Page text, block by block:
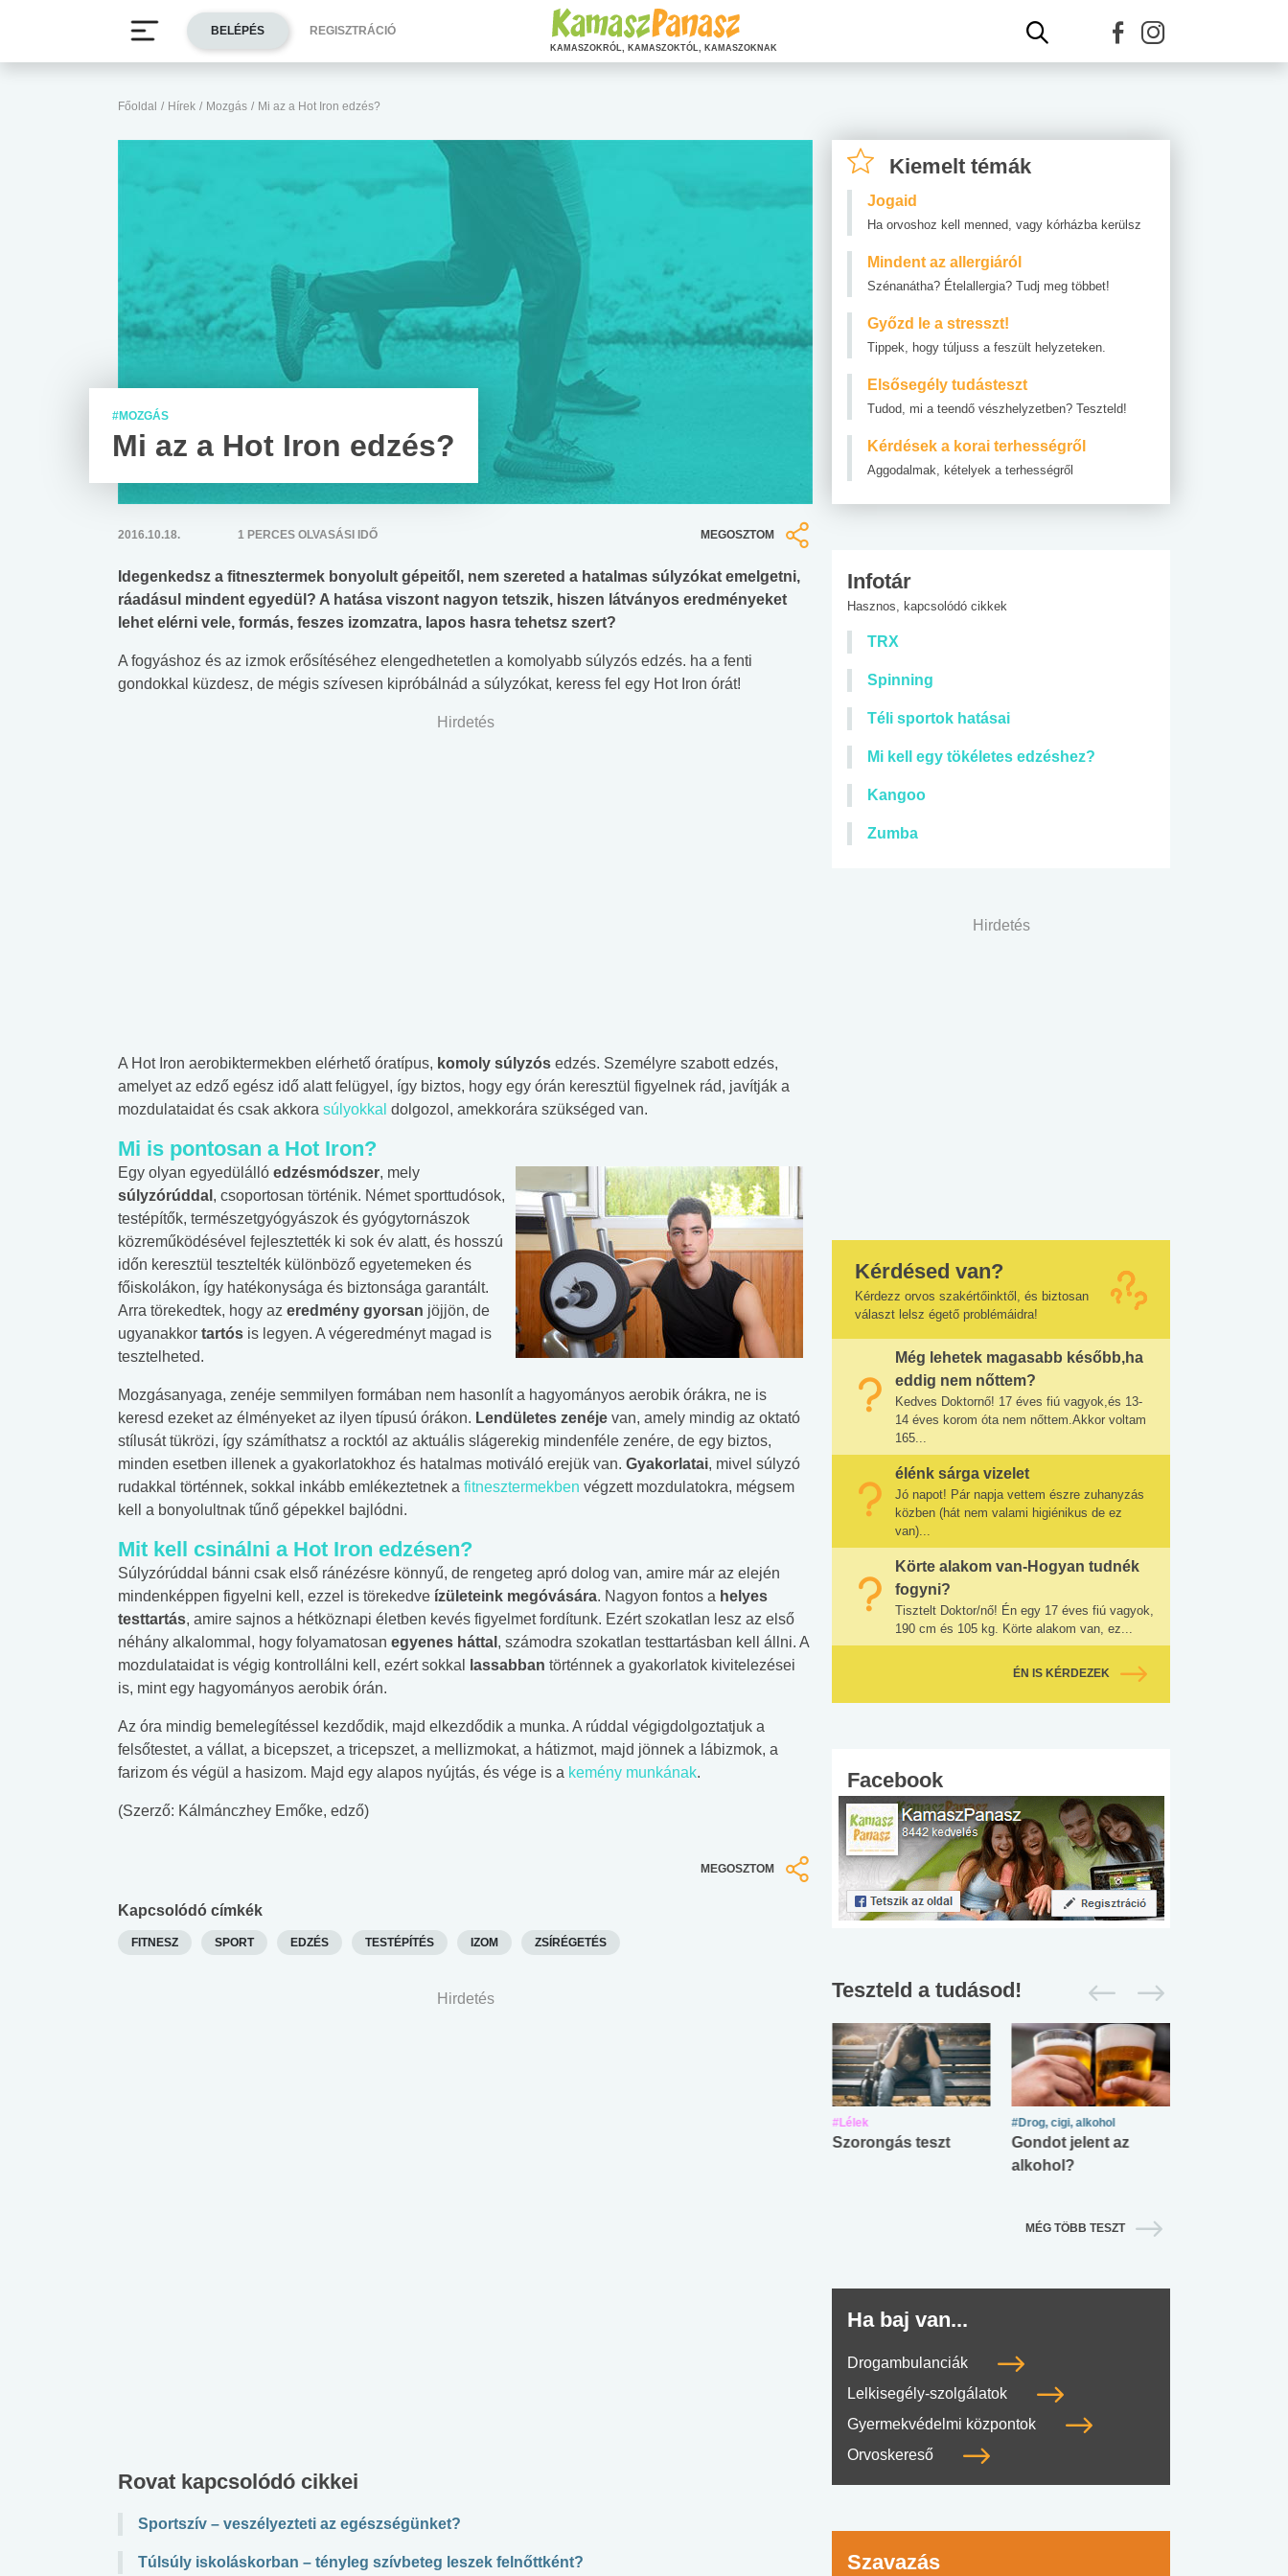
Főoldal / Hírek / Mozgás / Mi az a Hot Iron edzés?
#MOZGÁS
Mi az a Hot Iron edzés?
2016.10.18. 1 PERCES OLVASÁSI IDŐ MEGOSZTOM
Idegenkedsz a fitnesztermek bonyolult gépeitől, nem szereted a hatalmas súlyzókat emelgetni,
ráadásul mindent egyedül? A hatása viszont nagyon tetszik, hiszen látványos eredményeket
lehet elérni vele, formás, feszes izomzatra, lapos hasra tehetsz szert?
A fogyáshoz és az izmok erősítéséhez elengedhetetlen a komolyabb súlyzós edzés. ha a fenti
gondokkal küzdesz, de mégis szívesen kipróbálnád a súlyzókat, keress fel egy Hot Iron órát!
Hirdetés
A Hot Iron aerobiktermekben elérhető óratípus, komoly súlyzós edzés. Személyre szabott edzés,
amelyet az edző egész idő alatt felügyel, így biztos, hogy egy órán keresztül figyelnek rád, javítják a
mozdulataidat és csak akkora súlyokkal dolgozol, amekkorára szükséged van.
Mi is pontosan a Hot Iron?
Egy olyan egyedülálló edzésmódszer, mely
súlyzórúddal , csoportosan történik. Német sporttudósok,
testépítők, természetgyógyászok és gyógytornászok
közreműködésével fejlesztették ki sok év alatt, és hosszú
időn keresztül tesztelték különböző egyetemeken és
főiskolákon, így hatékonysága és biztonsága garantált.
Arra törekedtek, hogy az eredmény gyorsan jöjjön, de
ugyanakkor tartós is legyen. A végeredményt magad is
tesztelheted.
Mozgásanyaga, zenéje semmilyen formában nem hasonlít a hagyományos aerobik órákra, ne is
keresd ezeket az élményeket az ilyen típusú órákon. Lendületes zenéje van, amely mindig az oktató
stílusát tükrözi, így számíthatsz a rocktól az aktuális slágerekig mindenféle zenére, de egy biztos,
minden esetben illenek a gyakorlatokhoz és hatalmas motiváló erejük van. Gyakorlatai, mivel súlyzó
rudakkal történnek, sokkal inkább emlékeztetnek a fitnesztermekben végzett mozdulatokra, mégsem
kell a bonyolultnak tűnő gépekkel bajlódni.
Mit kell csinálni a Hot Iron edzésen?
Súlyzórúddal bánni csak első ránézésre könnyű, de rengeteg apró dolog van, amire már az elején
mindenképpen figyelni kell, ezzel is törekedve ízületeink megóvására. Nagyon fontos a helyes
testtartás, amire sajnos a hétköznapi életben kevés figyelmet fordítunk. Ezért szokatlan lesz az első
néhány alkalommal, hogy folyamatosan egyenes háttal , számodra szokatlan testtartásban kell állni. A
mozdulataidat is végig kontrollálni kell, ezért sokkal
lassabban történnek a gyakorlatok kivitelezései
is, mint egy hagyományos aerobik órán.
Az óra mindig bemelegítéssel kezdődik, majd elkezdődik a munka. A rúddal végigdolgoztatjuk a
felsőtestet, a vállat, a bicepszet, a tricepszet, a mellizmokat, a hátizmot, majd jönnek a lábizmok, a
farizom és végül a hasizom. Majd egy alapos nyújtás, és vége is a kemény munkának.
(Szerző: Kálmánczhey Emőke, edző)
MEGOSZTOM
Kapcsolódó címkék
FITNESZ SPORT EDZÉS TESTÉPÍTÉS IZOM ZSÍRÉGETÉS
Hirdetés
Rovat kapcsolódó cikkei
Sportszív – veszélyezteti az egészségünket?
Túlsúly iskoláskorban – tényleg szívbeteg leszek felnőttként?
Kiemelt témák
Jogaid
Ha orvoshoz kell menned, vagy kórházba kerülsz
Mindent az allergiáról
Szénanátha? Ételallergia? Tudj meg többet!
Győzd le a stresszt!
Tippek, hogy túljuss a feszült helyzeteken.
Elsősegély tudásteszt
Tudod, mi a teendő vészhelyzetben? Teszteld!
Kérdések a korai terhességről
Aggodalmak, kételyek a terhességről
Infotár
Hasznos, kapcsolódó cikkek
TRX
Spinning
Téli sportok hatásai
Mi kell egy tökéletes edzéshez?
Kangoo
Zumba
Hirdetés
Kérdésed van?
Kérdezz orvos szakértőinktől, és biztosan
választ lelsz égető problémáidra!
Még lehetek magasabb később,ha
eddig nem nőttem?
Kedves Doktornő! 17 éves fiú vagyok,és 13-
14 éves korom óta nem nőttem.Akkor voltam
165...
élénk sárga vizelet
Jó napot! Pár napja vettem észre zuhanyzás
közben (hát nem valami higiénikus de ez
van)...
Körte alakom van-Hogyan tudnék
fogyni?
Tisztelt Doktor/nő! Én egy 17 éves fiú vagyok,
190 cm és 105 kg. Körte alakom van, ez...
ÉN IS KÉRDEZEK
Facebook
Teszteld a tudásod!
#Lélek
Szorongás teszt
#Drog, cigi, alkohol
Gondot jelent az
alkohol?
MÉG TÖBB TESZT
Ha baj van...
Drogambulanciák
Lelkisegély-szolgálatok
Gyermekvédelmi központok
Orvoskereső
Szavazás
BELÉPÉS REGISZTRÁCIÓ
KAMASZOKRÓL, KAMASZOKTÓL, KAMASZOKNAK